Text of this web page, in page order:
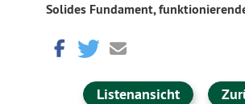
Solides Fundament,
Listenansicht